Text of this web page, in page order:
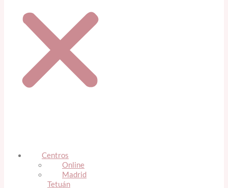
Centros
Online
Madrid
Tetuán